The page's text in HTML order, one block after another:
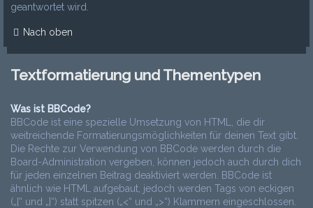
geantwortet wird.
Nach oben
Textformatierung und Thementypen
Was ist BBCode?
BBCode ist eine spezielle Umsetzung von HTML, die dir
weitreichende Formatierungsmöglichkeiten für deinen Text gibt.
Die Rechte zur Verwendung von BBCode werden durch die
Board-Administration vergeben, können jedoch auch durch dich
für jeden einzelnen Beitrag deaktiviert werden. BBCode ist
ähnlich wie HTML aufgebaut, jedoch werden Tags von eckigen
(„[“ und „]“) statt spitzen („<“ und „>“) Klammern eingeschlossen.